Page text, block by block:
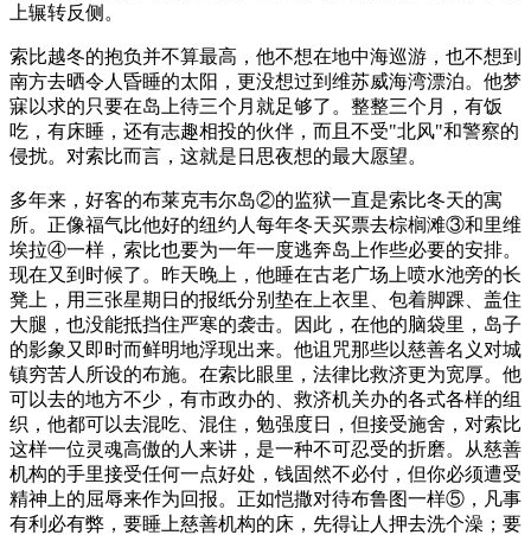
上辗转反侧。
索比越冬的抱负并不算最高，他不想在地中海巡游，也不想到
南方去晒令人昏睡的太阳，更没想过到维苏威海湾漂泊。他梦
寐以求的只要在岛上待三个月就足够了。整整三个月，有饭
吃，有床睡，还有志趣相投的伙伴，而且不受"北风"和警察的
侵扰。对索比而言，这就是日思夜想的最大愿望。
多年来，好客的布莱克韦尔岛②的监狱一直是索比冬天的寓
所。正像福气比他好的纽约人每年冬天买票去棕榈滩③和里维
埃拉④一样，索比也要为一年一度逃奔岛上作些必要的安排。
现在又到时候了。昨天晚上，他睡在古老广场上喷水池旁的长
凳上，用三张星期日的报纸分别垫在上衣里、包着脚踝、盖住
大腿，也没能抵挡住严寒的袭击。因此，在他的脑袋里，岛子
的影象又即时而鲜明地浮现出来。他诅咒那些以慈善名义对城
镇穷苦人所设的布施。在索比眼里，法律比救济更为宽厚。他
可以去的地方不少，有市政办的、救济机关办的各式各样的组
织，他都可以去混吃、混住，勉强度日，但接受施舍，对索比
这样一位灵魂高傲的人来讲，是一种不可忍受的折磨。从慈善
机构的手里接受任何一点好处，钱固然不必付，但你必须遭受
精神上的屈辱来作为回报。正如恺撒对待布鲁图一样⑤，凡事
有利必有弊，要睡上慈善机构的床，先得让人押去洗个澡；要